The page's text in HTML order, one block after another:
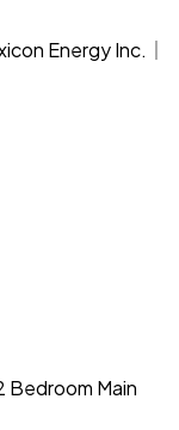
Energy Inc.｜
Bedroom Main